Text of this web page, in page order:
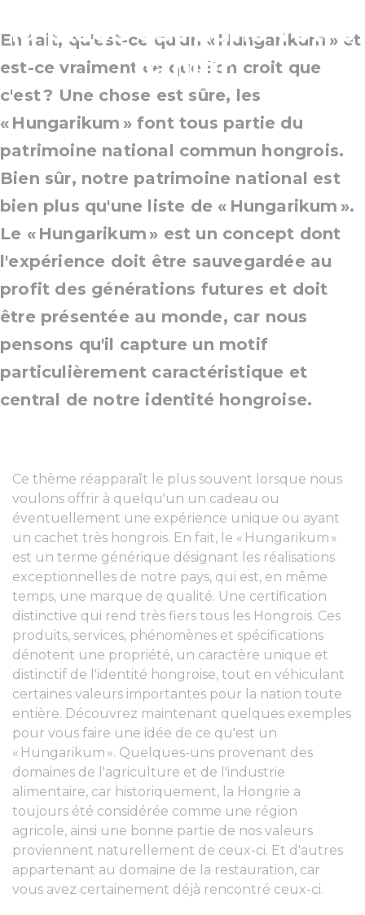
la place est dans votre
panier
En fait, qu'est-ce qu'un « Hungarikum » et
est-ce vraiment ce que l'on croit que
c'est ? Une chose est sûre, les
« Hungarikum » font tous partie du
patrimoine national commun hongrois.
Bien sûr, notre patrimoine national est
bien plus qu'une liste de « Hungarikum ».
Le « Hungarikum » est un concept dont
l'expérience doit être sauvegardée au
profit des générations futures et doit
être présentée au monde, car nous
pensons qu'il capture un motif
particulièrement caractéristique et
central de notre identité hongroise.
Ce thème réapparaît le plus souvent lorsque nous
voulons offrir à quelqu'un un cadeau ou
éventuellement une expérience unique ou ayant
un cachet très hongrois. En fait, le « Hungarikum »
est un terme générique désignant les réalisations
exceptionnelles de notre pays, qui est, en même
temps, une marque de qualité. Une certification
distinctive qui rend très fiers tous les Hongrois. Ces
produits, services, phénomènes et spécifications
dénotent une propriété, un caractère unique et
distinctif de l'identité hongroise, tout en véhiculant
certaines valeurs importantes pour la nation toute
entière. Découvrez maintenant quelques exemples
pour vous faire une idée de ce qu'est un
« Hungarikum ». Quelques-uns provenant des
domaines de l'agriculture et de l'industrie
alimentaire, car historiquement, la Hongrie a
toujours été considérée comme une région
agricole, ainsi une bonne partie de nos valeurs
proviennent naturellement de ceux-ci. Et d'autres
appartenant au domaine de la restauration, car
vous avez certainement déjà rencontré ceux-ci.